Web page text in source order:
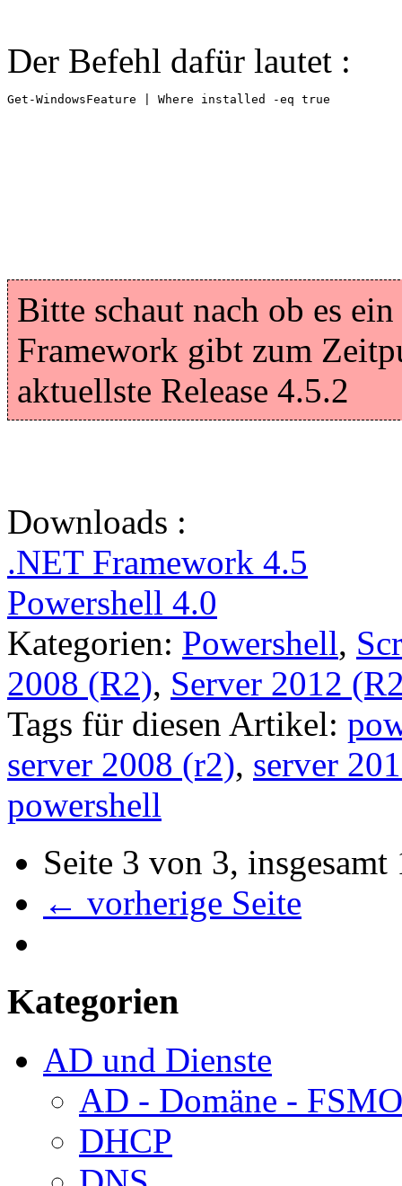
Der Befehl dafür lautet :
Get-WindowsFeature | Where installed -eq true
Bitte schaut nach ob es
Framework gibt zum
aktuellste Release 4.5.2
Downloads :
.NET Framework 4.5
Powershell 4.0
Kategorien: Powershell,
2008 (R2), Server 2012
Tags für diesen Artikel:
server 2008 (r2), server
powershell
Seite 3 von 3, insgesamt
← vorherige Seite
Kategorien
AD und Dienste
AD - Domäne - FSMO
DHCP